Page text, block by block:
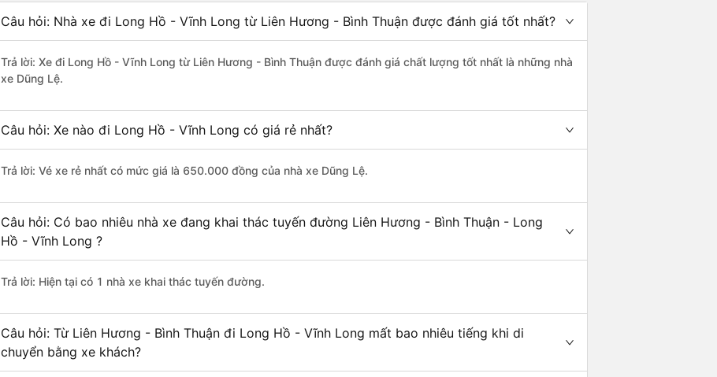
Câu hỏi: Nhà xe đi Long Hồ - Vĩnh Long từ Liên Hương - Bình Thuận được đánh giá tốt nhất?
Trả lời: Xe đi Long Hồ - Vĩnh Long từ Liên Hương - Bình Thuận được đánh giá chất lượng tốt nhất là những nhà
xe Dũng Lệ.
Câu hỏi: Xe nào đi Long Hồ - Vĩnh Long có giá rẻ nhất?
Trả lời: Vé xe rẻ nhất có mức giá là 650.000 đồng của nhà xe Dũng Lệ.
Câu hỏi: Có bao nhiêu nhà xe đang khai thác tuyến đường Liên Hương - Bình Thuận - Long
Hồ - Vĩnh Long ?
Trả lời: Hiện tại có 1 nhà xe khai thác tuyến đường.
Câu hỏi: Từ Liên Hương - Bình Thuận đi Long Hồ - Vĩnh Long mất bao nhiêu tiếng khi di
chuyển bằng xe khách?